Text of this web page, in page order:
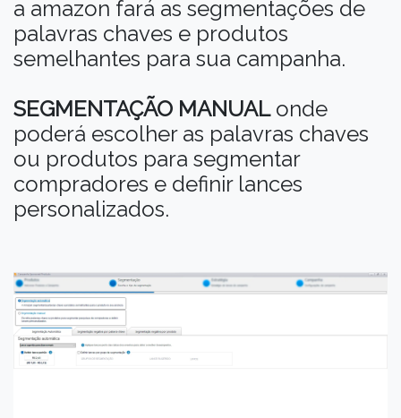
a amazon fará as segmentações de
palavras chaves e produtos
semelhantes para sua campanha.
SEGMENTAÇÃO MANUALonde
poderá escolher as palavras chaves
ou produtos para segmentar
compradores e definir lances
personalizados.